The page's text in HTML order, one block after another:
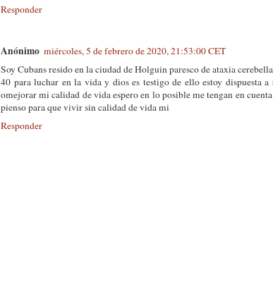
Responder
Anónimo miércoles, 5 de febrero de 2020, 21:53:00 CET
Soy Cubans resido en la ciudad de Holguin paresco de ataxia
40 para luchar en la vida y dios es testigo de ello estoy dispuesta
omejorar mi calidad de vida espero en lo posible me tengan en
pienso para que vivir sin calidad de vida mi
Responder